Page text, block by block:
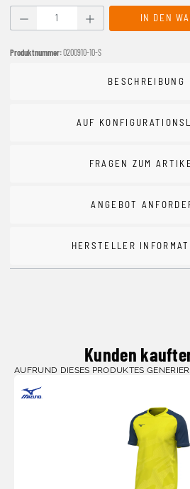
Produkt Anzahl: Gib denIN DEN
Produktnummer:0200910-10-S
BESCHREIBUNG
AUF
FRAGEN ZUM
ANGEBOT
HERSTELLER
Kunden
AUFRUND DIESES PRODUKTES